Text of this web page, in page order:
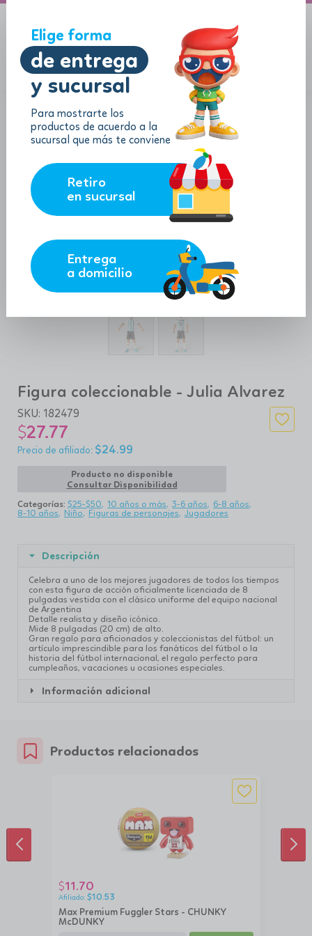
Elige forma
de entrega
y sucursal
Para mostrarte los
productos de acuerdo a la
sucursal que más te conviene
Retiro
en sucursal
Entrega
a domicilio
Figura coleccionable - Julia Alvarez
SKU: 182479
$27.77
$24.99
Producto no disponible
Consultar Disponibilidad
Categorías: $25-$50 10 años o más 3-6 años
6-8 años
8-10 años
Niño Figuras de personajes Jugadores
Descripción
Celebra a uno de los mejores jugadores de todos los tiempos
con esta figura de acción oficialmente licenciada de 8
pulgadas vestida con el clásico uniforme del equipo nacional
de Argentina
Detalle realista y diseño icónico.
Mide 8 pulgadas (20 cm) de alto.
Gran regalo para aficionados y coleccionistas del fútbol: un
artículo imprescindible para los fanáticos del fútbol o la
historia del fútbol internacional, el regalo perfecto para
cumpleaños, vacaciones u ocasiones especiales.
Información adicional
Productos relacionados
Max Premium Fuggler Stars - CHUNKY
McDUNKY
$11.70
$10.53
ANTERIOR